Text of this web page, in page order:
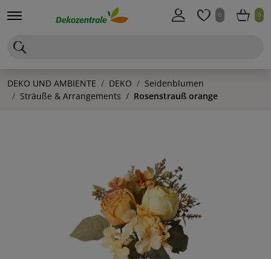
0 0
DEKO UND AMBIENTE DEKO
Seidenblumen
Sträuße & Arrangements
Rosenstrauß orange